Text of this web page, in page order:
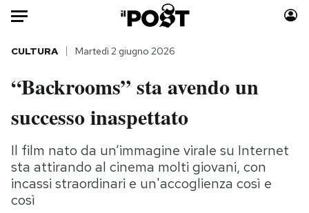
Auto
HOME
Italia
Politica
Tecnologia
Moda
Consumismi
Storie/Idee
Ok Boomer!
CULTURA Martedì 2 giugno 2026
“Backrooms” sta avendo un
successo inaspettato
Il film nato da un’immagine virale su Internet
sta attirando al cinema molti giovani, con
incassi straordinari e un'accoglienza così e
così